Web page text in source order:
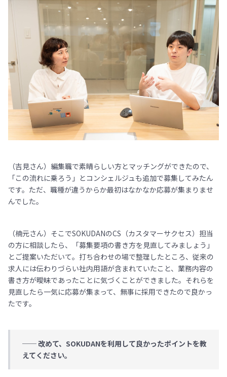
（吉見さん）編集職で素晴らしい方とマッチングができたので、
「この流れに乗ろう」とコンシェルジュも追加で募集してみたん
です。ただ、職種が違うからか最初はなかなか応募が集まりませ
んでした。
（楠元さん）そこでSOKUDANのCS（カスタマーサクセス）担当
の方に相談したら、「募集要項の書き方を見直してみましょう」
とご提案いただいて。打ち合わせの場で整理したところ、従来の
求人には伝わりづらい社内用語が含まれていたこと、業務内容の
書き方が曖昧であったことに気づくことができました。それらを
見直したら一気に応募が集まって、無事に採用できたので良かっ
たです。
── 改めて、SOKUDANを利用して良かったポイントを教
えてください。